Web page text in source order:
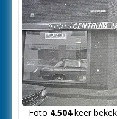
Foto 4.504keer